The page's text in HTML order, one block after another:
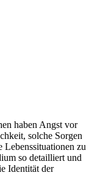
haben Angst vor
solche Sorgen
Lebenssituationen zu
so detailliert und
Identität der